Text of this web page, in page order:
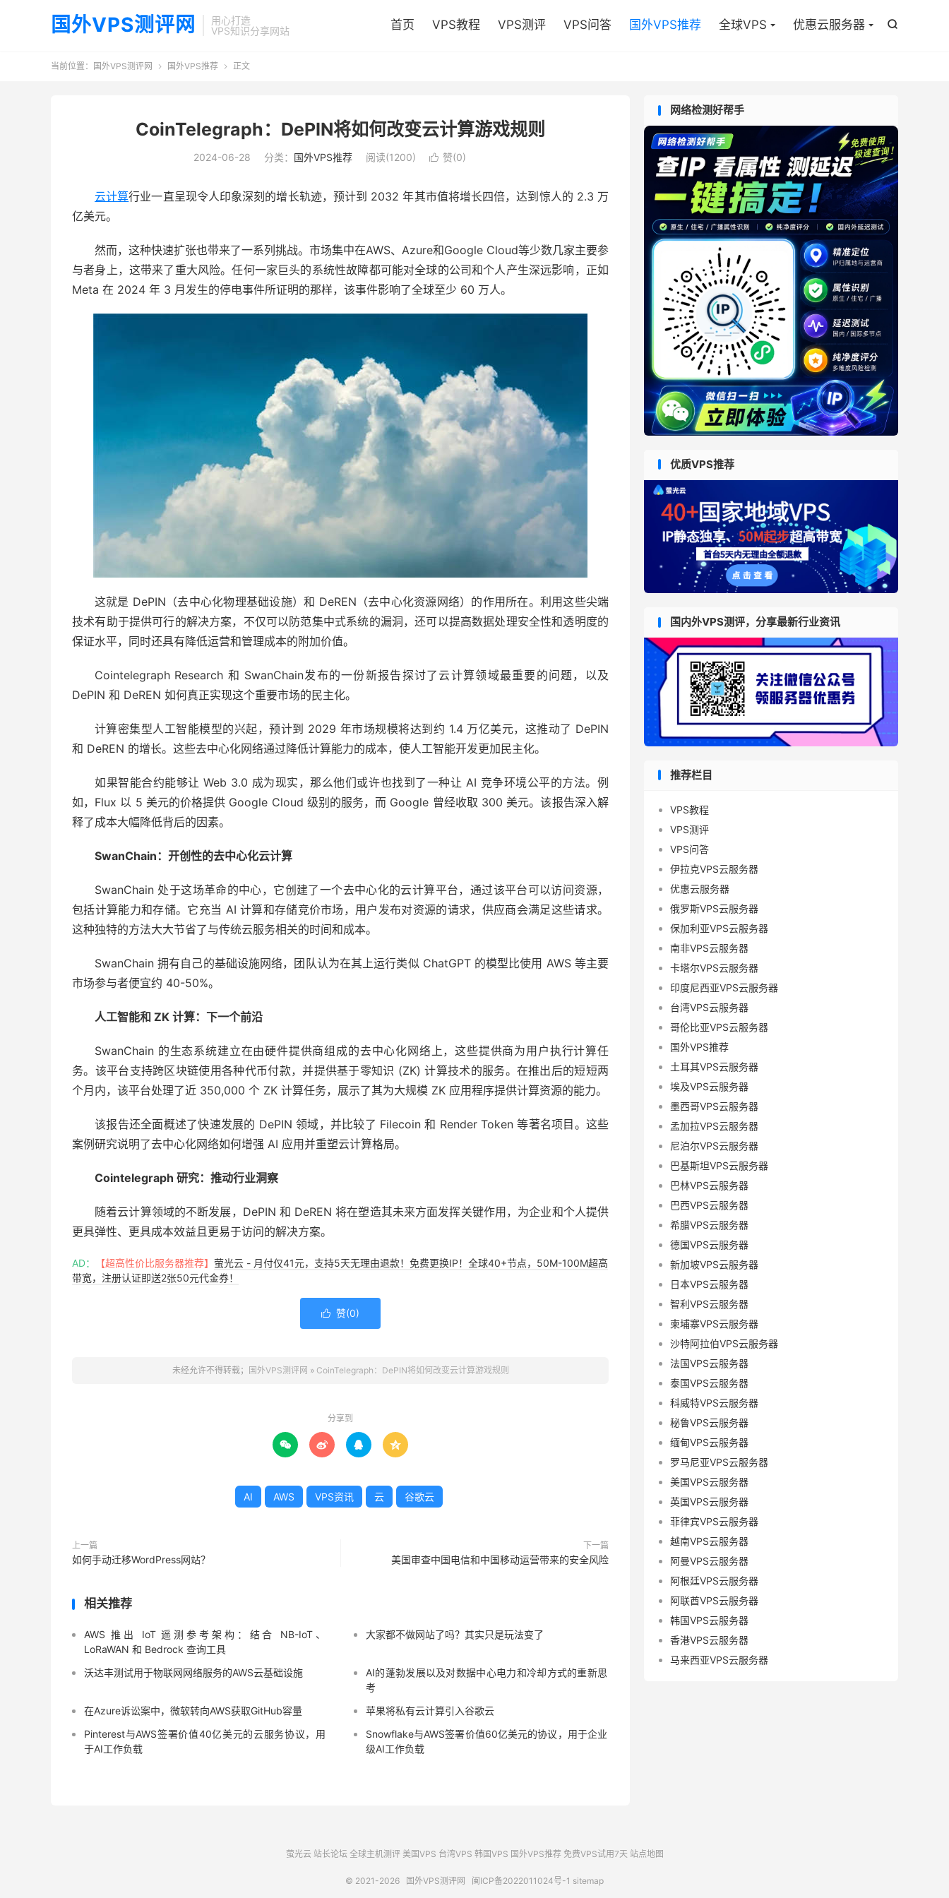
国外VPS测评网
用心打造
VPS知识分享网站

首页 VPS教程 VPS测评 VPS问答 国外VPS推荐 全球VPS 优惠云服务器
当前位置： 国外VPS测评网  国外VPS推荐  正文
CoinTelegraph：DePIN将如何改变云计算游戏规则
2024-06-28 分类： 国外VPS推荐 阅读(1200)  赞(0)
云计算行业一直呈现令人印象深刻的增长轨迹，预计到 2032 年其市值将增长四倍，达到惊人的 2.3 万
亿美元。
然而，这种快速扩张也带来了一系列挑战。市场集中在AWS、 Azure和Google Cloud等少数几家主要参
与者身上，这带来了重大风险。任何一家巨头的系统性故障都可能对全球的公司和个人产生深远影响，正如
Meta 在 2024 年 3 月发生的停电事件所证明的那样，该事件影响了全球至少 60 万人。
这就是 DePIN（去中心化物理基础设施）和 DeREN（去中心化资源网络）的作用所在。利用这些尖端
技术有助于提供可行的解决方案，不仅可以防范集中式系统的漏洞，还可以提高数据处理安全性和透明度的
保证水平，同时还具有降低运营和管理成本的附加价值。
Cointelegraph Research 和 SwanChain发布的一份新报告探讨了云计算领域最重要的问题，以及
DePIN 和 DeREN 如何真正实现这个重要市场的民主化。
计算密集型人工智能模型的兴起，预计到 2029 年市场规模将达到约 1.4 万亿美元，这推动了 DePIN
和 DeREN 的增长。这些去中心化网络通过降低计算能力的成本，使人工智能开发更加民主化。
如果智能合约能够让 Web 3.0 成为现实，那么他们或许也找到了一种让 AI 竞争环境公平的方法。例
如，Flux 以 5 美元的价格提供 Google Cloud 级别的服务，而 Google 曾经收取 300 美元。该报告深入解
释了成本大幅降低背后的因素。
SwanChain：开创性的去中心化云计算
SwanChain 处于这场革命的中心，它创建了一个去中心化的云计算平台，通过该平台可以访问资源，
包括计算能力和存储。它充当 AI 计算和存储竞价市场，用户发布对资源的请求，供应商会满足这些请求。
这种独特的方法大大节省了与传统云服务相关的时间和成本。
SwanChain 拥有自己的基础设施网络，团队认为在其上运行类似 ChatGPT 的模型比使用 AWS 等主要
市场参与者便宜约 40-50%。
人工智能和 ZK 计算：下一个前沿
SwanChain 的生态系统建立在由硬件提供商组成的去中心化网络上，这些提供商为用户执行计算任
务。该平台支持跨区块链使用各种代币付款，并提供基于零知识 (ZK) 计算技术的服务。在推出后的短短两
个月内，该平台处理了近 350,000 个 ZK 计算任务，展示了其为大规模 ZK 应用程序提供计算资源的能力。
该报告还全面概述了快速发展的 DePIN 领域，并比较了 Filecoin 和 Render Token 等著名项目。这些
案例研究说明了去中心化网络如何增强 AI 应用并重塑云计算格局。
Cointelegraph 研究：推动行业洞察
随着云计算领域的不断发展，DePIN 和 DeREN 将在塑造其未来方面发挥关键作用，为企业和个人提供
更具弹性、更具成本效益且更易于访问的解决方案。
AD： 【超高性价比服务器推荐】 萤光云 - 月付仅41元，支持5天无理由退款！免费更换IP！全球40+节点，50M-100M超高
带宽，注册认证即送2张50元代金券！
 赞(0)
未经允许不得转载； 国外VPS测评网 » CoinTelegraph：DePIN将如何改变云计算游戏规则
分享到
   
AI AWS VPS资讯 云 谷歌云
上一篇
如何手动迁移WordPress网站？
下一篇
美国审查中国电信和中国移动运营带来的安全风险
相关推荐
AWS 推出 IoT 遥测参考架构：结合 NB-IoT、
LoRaWAN 和 Bedrock 查询工具
大家都不做网站了吗？其实只是玩法变了
沃达丰测试用于物联网网络服务的AWS云基础设施
AI的蓬勃发展以及对数据中心电力和冷却方式的重新思
考
在Azure诉讼案中，微软转向AWS获取GitHub容量
苹果将​​私有云计算引入谷歌云
Pinterest与AWS签署价值40亿美元的云服务协议，用
于AI工作负载
Snowflake与AWS签署价值60亿美元的协议，用于企业
级AI工作负载
网络检测好帮手
优质VPS推荐
国内外VPS测评，分享最新行业资讯
推荐栏目
VPS教程
VPS测评
VPS问答
伊拉克VPS云服务器
优惠云服务器
俄罗斯VPS云服务器
保加利亚VPS云服务器
南非VPS云服务器
卡塔尔VPS云服务器
印度尼西亚VPS云服务器
台湾VPS云服务器
哥伦比亚VPS云服务器
国外VPS推荐
土耳其VPS云服务器
埃及VPS云服务器
墨西哥VPS云服务器
孟加拉VPS云服务器
尼泊尔VPS云服务器
巴基斯坦VPS云服务器
巴林VPS云服务器
巴西VPS云服务器
希腊VPS云服务器
德国VPS云服务器
新加坡VPS云服务器
日本VPS云服务器
智利VPS云服务器
柬埔寨VPS云服务器
沙特阿拉伯VPS云服务器
法国VPS云服务器
泰国VPS云服务器
科威特VPS云服务器
秘鲁VPS云服务器
缅甸VPS云服务器
罗马尼亚VPS云服务器
美国VPS云服务器
英国VPS云服务器
菲律宾VPS云服务器
越南VPS云服务器
阿曼VPS云服务器
阿根廷VPS云服务器
阿联酋VPS云服务器
韩国VPS云服务器
香港VPS云服务器
马来西亚VPS云服务器
萤光云 站长论坛 全球主机测评 美国VPS 台湾VPS 韩国VPS 国外VPS推荐 免费VPS试用7天 站点地图
© 2021-2026 国外VPS测评网 闽ICP备2022011024号-1 sitemap